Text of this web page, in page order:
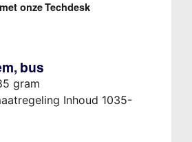
onze Techdesk
bus
gram
Inhoud 1035-